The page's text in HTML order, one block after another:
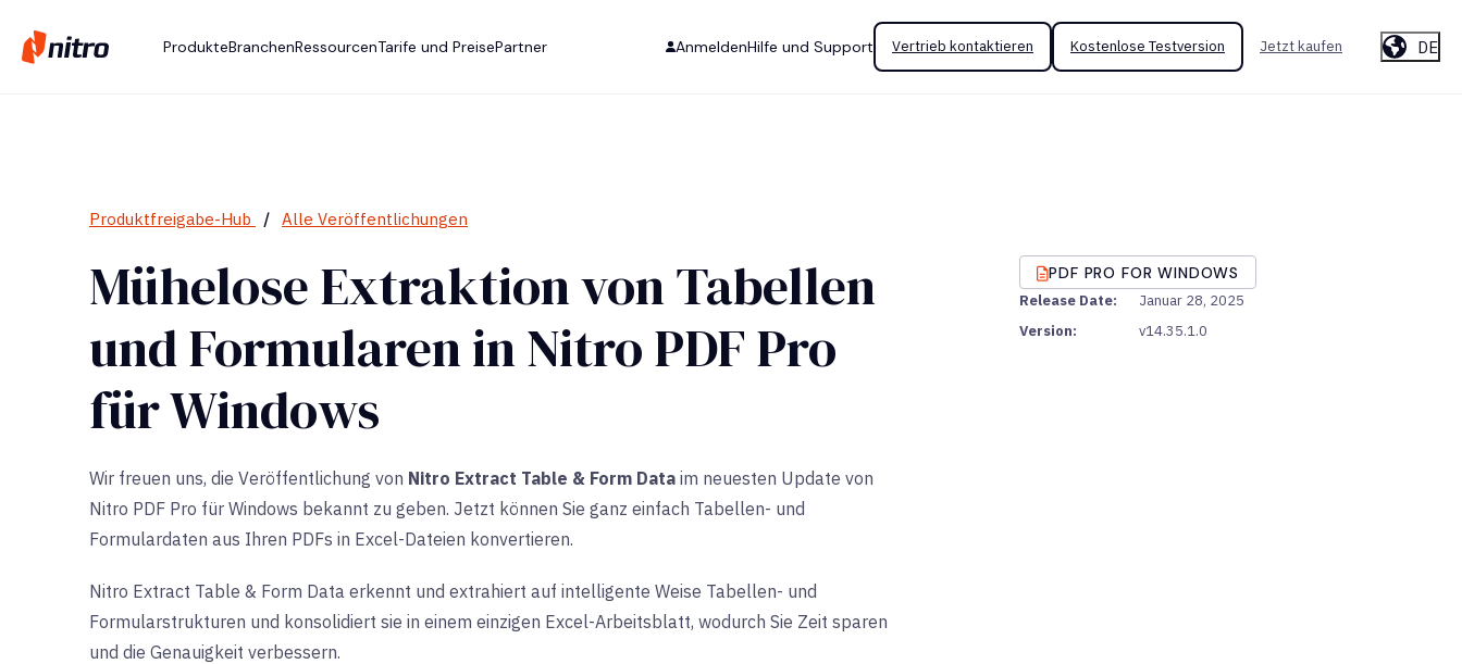
ProdukteBranchenRessourcenTarife und PreisePartner AnmeldenHilfe und Support Vertrieb kontaktieren Kostenlose Testversion Jetzt kaufen DE
Produktfreigabe-Hub / Alle Veröffentlichungen
Mühelose Extraktion von Tabellen
und Formularen in Nitro PDF Pro
für Windows
Wir freuen uns, die Veröffentlichung von Nitro Extract Table & Form Data im neuesten Update von
Nitro PDF Pro für Windows bekannt zu geben. Jetzt können Sie ganz einfach Tabellen- und
Formulardaten aus Ihren PDFs in Excel-Dateien konvertieren.
Nitro Extract Table & Form Data erkennt und extrahiert auf intelligente Weise Tabellen- und
Formularstrukturen und konsolidiert sie in einem einzigen Excel-Arbeitsblatt, wodurch Sie Zeit sparen
und die Genauigkeit verbessern.
PDF PRO FOR WINDOWS
Release Date:
Januar 28, 2025
Version:
v14.35.1.0